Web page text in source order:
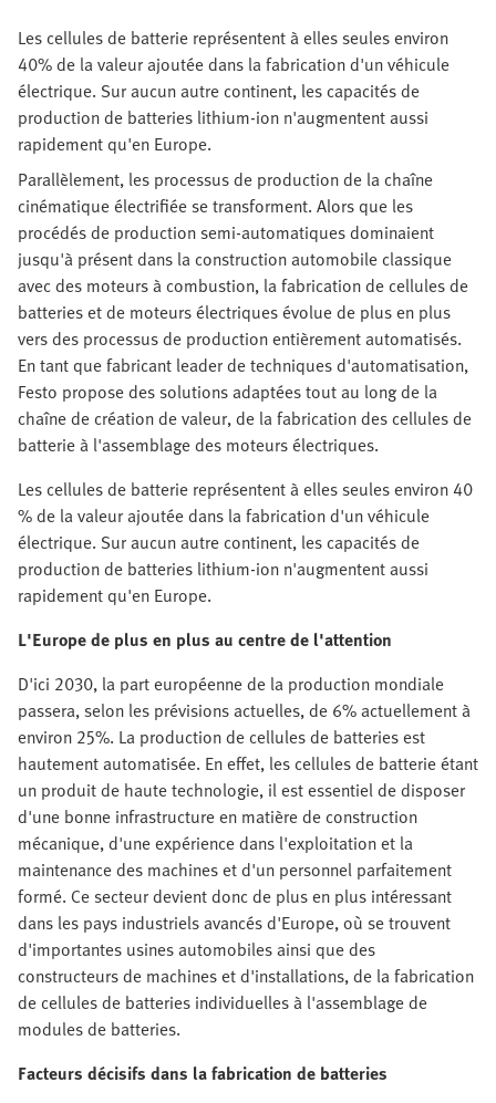
Les cellules de batterie représentent à elles seules environ
40% de la valeur ajoutée dans la fabrication d'un véhicule
électrique. Sur aucun autre continent, les capacités de
production de batteries lithium-ion n'augmentent aussi
rapidement qu'en Europe.
Parallèlement, les processus de production de la chaîne
cinématique électrifiée se transforment. Alors que les
procédés de production semi-automatiques dominaient
jusqu'à présent dans la construction automobile classique
avec des moteurs à combustion, la fabrication de cellules de
batteries et de moteurs électriques évolue de plus en plus
vers des processus de production entièrement automatisés.
En tant que fabricant leader de techniques d'automatisation,
Festo propose des solutions adaptées tout au long de la
chaîne de création de valeur, de la fabrication des cellules de
batterie à l'assemblage des moteurs électriques.
Les cellules de batterie représentent à elles seules environ 40
% de la valeur ajoutée dans la fabrication d'un véhicule
électrique. Sur aucun autre continent, les capacités de
production de batteries lithium-ion n'augmentent aussi
rapidement qu'en Europe.
L'Europe de plus en plus au centre de l'attention
D'ici 2030, la part européenne de la production mondiale
passera, selon les prévisions actuelles, de 6% actuellement à
environ 25%. La production de cellules de batteries est
hautement automatisée. En effet, les cellules de batterie étant
un produit de haute technologie, il est essentiel de disposer
d'une bonne infrastructure en matière de construction
mécanique, d'une expérience dans l'exploitation et la
maintenance des machines et d'un personnel parfaitement
formé. Ce secteur devient donc de plus en plus intéressant
dans les pays industriels avancés d'Europe, où se trouvent
d'importantes usines automobiles ainsi que des
constructeurs de machines et d'installations, de la fabrication
de cellules de batteries individuelles à l'assemblage de
modules de batteries.
Facteurs décisifs dans la fabrication de batteries